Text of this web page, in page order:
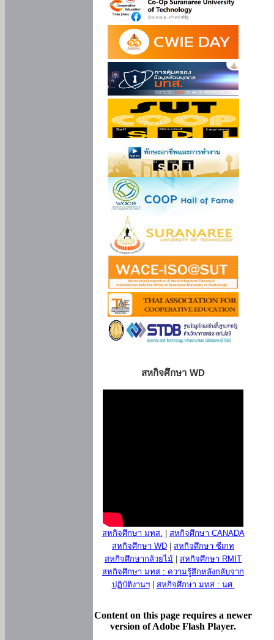
สหกิจศึกษา WD
สหกิจศึกษา มทส.
สหกิจศึกษา CANADA
สหกิจศึกษา WD
สหกิจศึกษา ซีเกท
สหกิจศึกษากล้วยไม้
สหกิจศึกษา RMIT
สหกิจศึกษา มทส : ความรู้สึกหลังกลับจาก
ปฏิบัติงานฯ| สหกิจศึกษา มทส : นศ.
Content on this page requires a newer
version of Adobe Flash Player.